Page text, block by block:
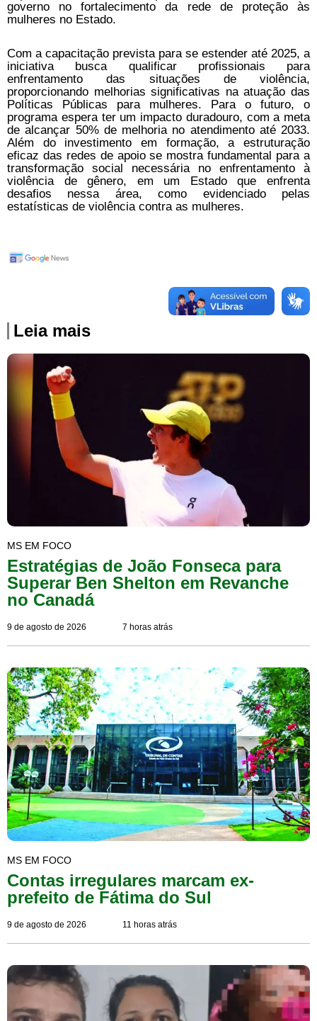
governo no fortalecimento da rede de proteção às
mulheres no Estado.
Com a capacitação prevista para se estender até 2025, a
iniciativa busca qualificar profissionais para
enfrentamento das situações de violência,
proporcionando melhorias significativas na atuação das
Políticas Públicas para mulheres. Para o futuro, o
programa espera ter um impacto duradouro, com a meta
de alcançar 50% de melhoria no atendimento até 2033.
Além do investimento em formação, a estruturação
eficaz das redes de apoio se mostra fundamental para a
transformação social necessária no enfrentamento à
violência de gênero, em um Estado que enfrenta
desafios nessa área, como evidenciado pelas
estatísticas de violência contra as mulheres.
Leia mais
MS EM FOCO
Estratégias de João Fonseca para
Superar Ben Shelton em Revanche
no Canadá
9 de agosto de 2026 7 horas atrás
MS EM FOCO
Contas irregulares marcam ex-
prefeito de Fátima do Sul
9 de agosto de 2026 11 horas atrás